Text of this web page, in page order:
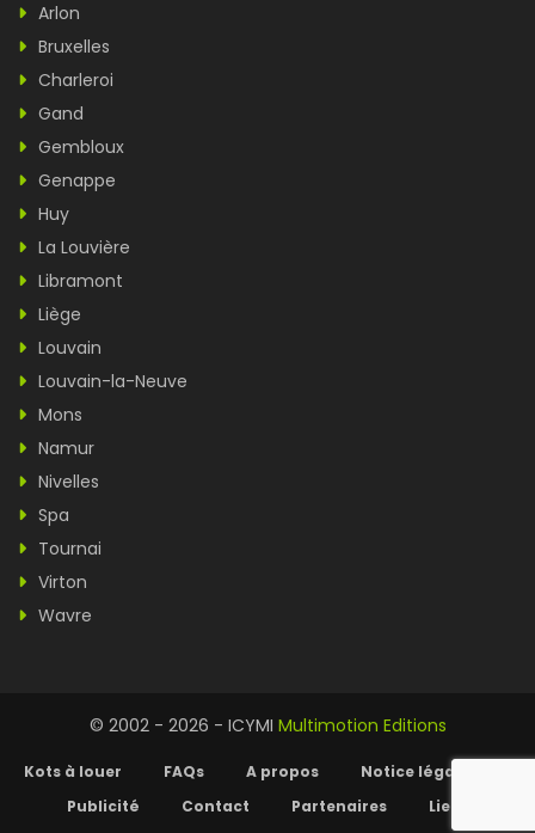
Arlon
Bruxelles
Charleroi
Gand
Gembloux
Genappe
Huy
La Louvière
Libramont
Liège
Louvain
Louvain-la-Neuve
Mons
Namur
Nivelles
Spa
Tournai
Virton
Wavre
© 2002 - 2026 - ICYMI Multimotion Editions
Kots à louer FAQs A propos
Notice légale
Publicité
Contact Partenaires Liens